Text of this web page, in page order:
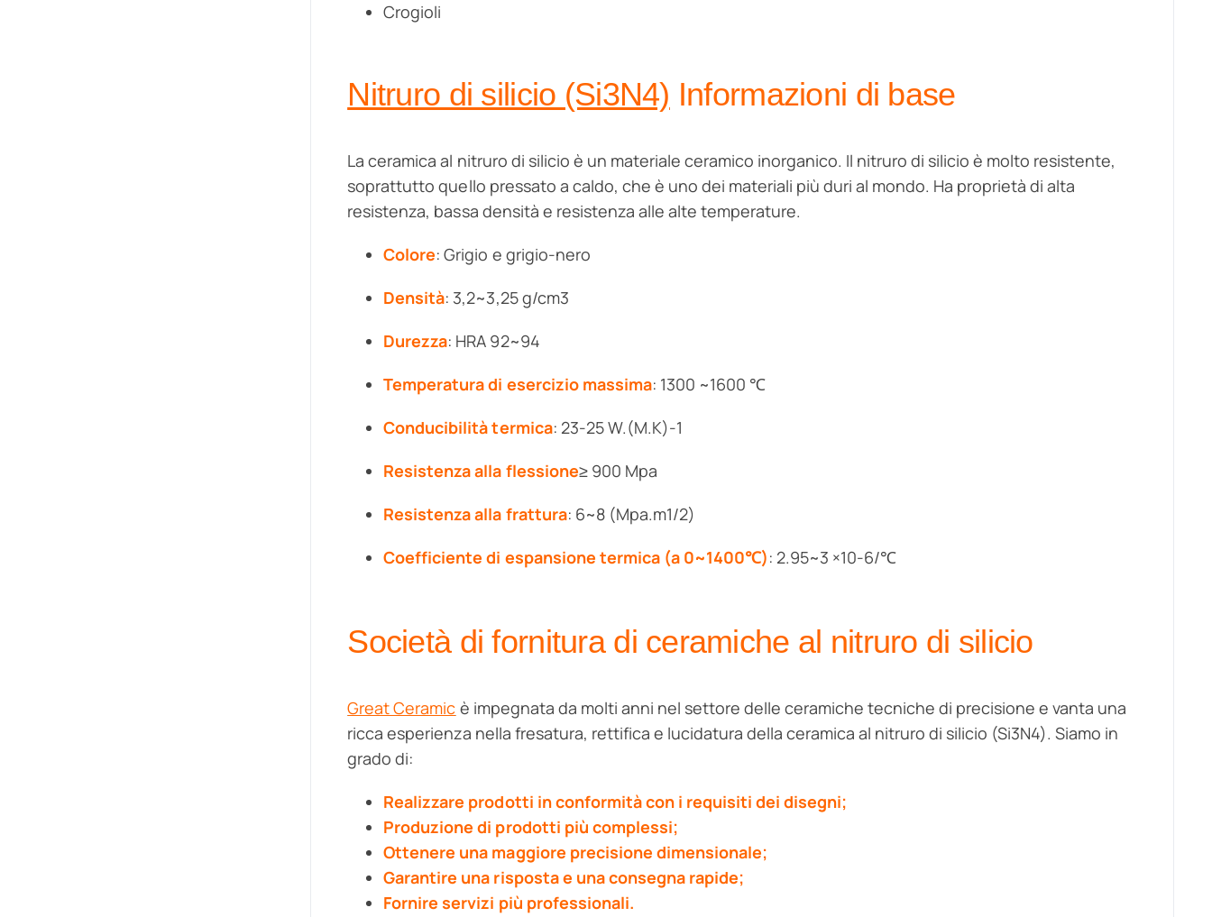
Crogioli
Nitruro di silicio (Si3N4) Informazioni di base
La ceramica al nitruro di silicio è un materiale ceramico inorganico. Il nitruro di silicio è molto resistente,
soprattutto quello pressato a caldo, che è uno dei materiali più duri al mondo. Ha proprietà di alta
resistenza, bassa densità e resistenza alle alte temperature.
Colore: Grigio e grigio-nero
Densità: 3,2~3,25 g/cm3
Durezza: HRA 92~94
Temperatura di esercizio massima: 1300 ~1600 ℃
Conducibilità termica: 23-25 W.(M.K)-1
Resistenza alla flessione≥ 900 Mpa
Resistenza alla frattura: 6~8 (Mpa.m1/2)
Coefficiente di espansione termica (a 0~1400℃): 2.95~3 ×10-6/℃
Società di fornitura di ceramiche al nitruro di silicio
Great Ceramic è impegnata da molti anni nel settore delle ceramiche tecniche di precisione e vanta una
ricca esperienza nella fresatura, rettifica e lucidatura della ceramica al nitruro di silicio (Si3N4). Siamo in
grado di:
Realizzare prodotti in conformità con i requisiti dei disegni;
Produzione di prodotti più complessi;
Ottenere una maggiore precisione dimensionale;
Garantire una risposta e una consegna rapide;
Fornire servizi più professionali.